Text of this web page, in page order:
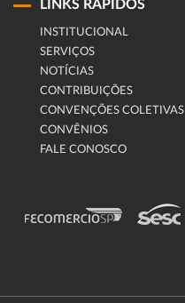
LINKS RÁPIDOS
INSTITUCIONAL
SERVIÇOS
NOTÍCIAS
CONTRIBUIÇÕES
CONVENÇÕES COLETIVAS
CONVÊNIOS
FALE CONOSCO